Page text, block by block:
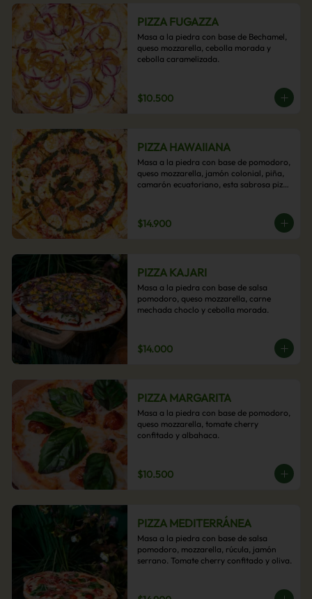
PIZZA FUGAZZA
Masa a la piedra con base de Bechamel,
queso mozzarella, cebolla morada y
cebolla caramelizada.
$10.500
PIZZA HAWAIIANA
Masa a la piedra con base de pomodoro,
queso mozzarella, jamón colonial, piña,
camarón ecuatoriano, esta sabrosa pizza
$14.900
PIZZA KAJARI
Masa a la piedra con base de salsa
pomodoro, queso mozzarella, carne
mechada choclo y cebolla morada.
$14.000
PIZZA MARGARITA
Masa a la piedra con base de pomodoro,
queso mozzarella, tomate cherry
confitado y albahaca.
$10.500
PIZZA MEDITERRÁNEA
Masa a la piedra con base de salsa
pomodoro, mozzarella, rúcula, jamón
serrano. Tomate cherry confitado y oliva.